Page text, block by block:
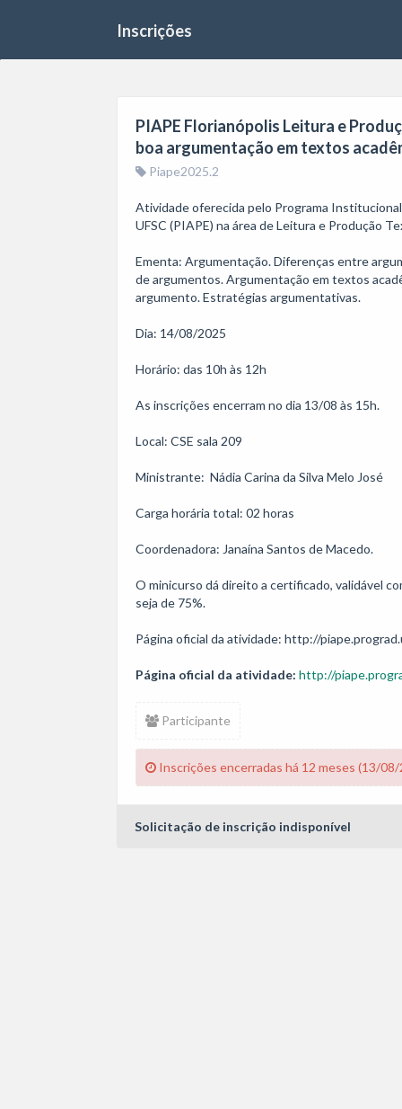
Inscrições
PIAPE Florianópolis Leitura e
boa argumentação em textos
Piape2025.2
Atividade oferecida pelo Programa
UFSC (PIAPE) na área de Leitura e Produção
Ementa: Argumentação. Diferenças entre
de argumentos. Argumentação em textos
argumento. Estratégias argumentativas.
Dia: 14/08/2025
Horário: das 10h às 12h
As inscrições encerram no dia 13/08 às 15h.
Local: CSE sala 209
Ministrante:  Nádia Carina da Silva Melo José
Carga horária total: 02 horas
Coordenadora: Janaína Santos de Macedo.
O minicurso dá direito a certificado, validável
seja de 75%.
Página oficial da atividade: http://
Participante
Inscrições encerradas há 12 meses (13/
Solicitação de inscrição indisponível